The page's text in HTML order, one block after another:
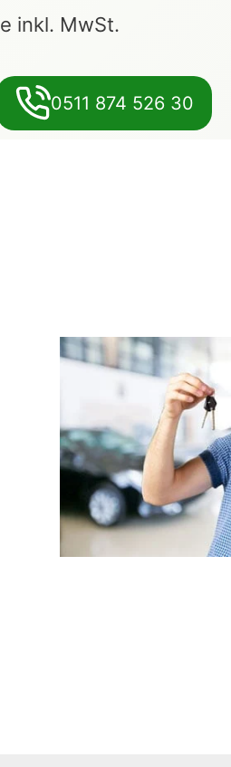
inkl. MwSt.
0511 874 526 30